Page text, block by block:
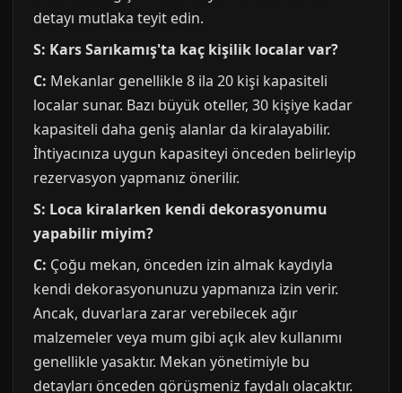
detayı mutlaka teyit edin.
S: Kars Sarıkamış'ta kaç kişilik localar var?
C: Mekanlar genellikle 8 ila 20 kişi kapasiteli
localar sunar. Bazı büyük oteller, 30 kişiye kadar
kapasiteli daha geniş alanlar da kiralayabilir.
İhtiyacınıza uygun kapasiteyi önceden belirleyip
rezervasyon yapmanız önerilir.
S: Loca kiralarken kendi dekorasyonumu
yapabilir miyim?
C: Çoğu mekan, önceden izin almak kaydıyla
kendi dekorasyonunuzu yapmanıza izin verir.
Ancak, duvarlara zarar verebilecek ağır
malzemeler veya mum gibi açık alev kullanımı
genellikle yasaktır. Mekan yönetimiyle bu
detayları önceden görüşmeniz faydalı olacaktır.